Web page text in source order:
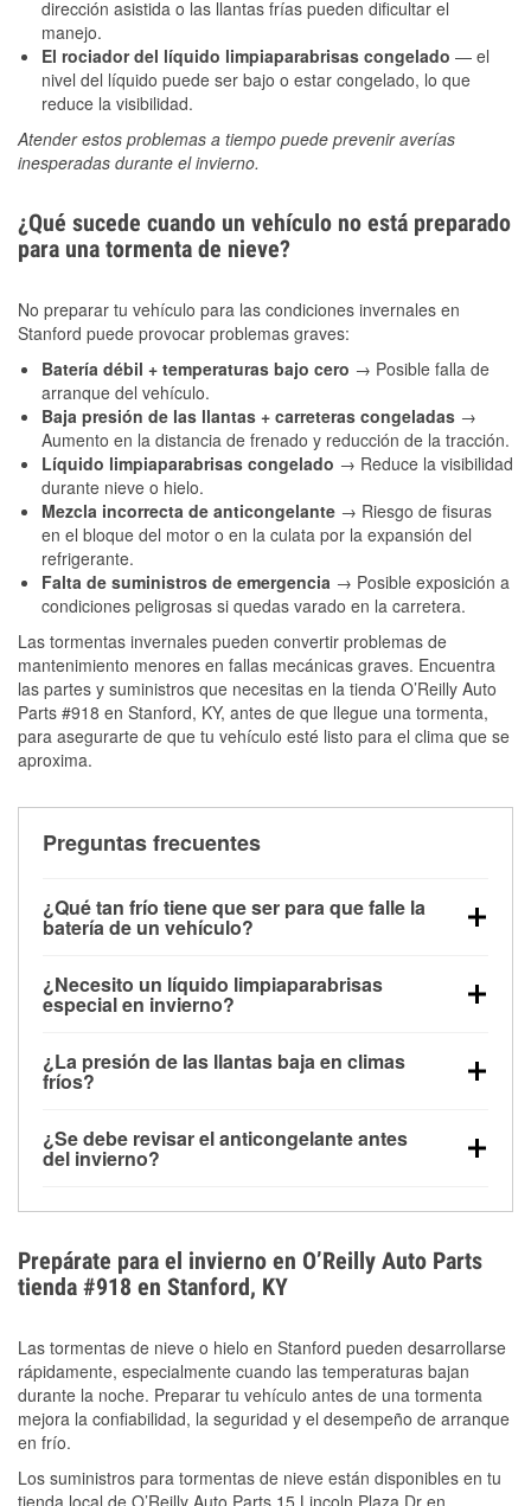
dirección asistida o las llantas frías pueden dificultar el
manejo.
El rociador del líquido limpiaparabrisas congelado — el
nivel del líquido puede ser bajo o estar congelado, lo que
reduce la visibilidad.
Atender estos problemas a tiempo puede prevenir averías
inesperadas durante el invierno.
¿Qué sucede cuando un vehículo no está preparado
para una tormenta de nieve?
No preparar tu vehículo para las condiciones invernales en
Stanford puede provocar problemas graves:
Batería débil + temperaturas bajo cero → Posible falla de
arranque del vehículo.
Baja presión de las llantas + carreteras congeladas →
Aumento en la distancia de frenado y reducción de la tracción.
Líquido limpiaparabrisas congelado → Reduce la visibilidad
durante nieve o hielo.
Mezcla incorrecta de anticongelante → Riesgo de fisuras
en el bloque del motor o en la culata por la expansión del
refrigerante.
Falta de suministros de emergencia → Posible exposición a
condiciones peligrosas si quedas varado en la carretera.
Las tormentas invernales pueden convertir problemas de
mantenimiento menores en fallas mecánicas graves. Encuentra
las partes y suministros que necesitas en la tienda O’Reilly Auto
Parts #918 en Stanford, KY, antes de que llegue una tormenta,
para asegurarte de que tu vehículo esté listo para el clima que se
aproxima.
Preguntas frecuentes
¿Qué tan frío tiene que ser para que falle la
batería de un vehículo?
debajo de los 32 °F y puede perder hasta la mitad de
su potencia de arranque cerca de los 0 °F, lo que
arranque.
¿Necesito un líquido limpiaparabrisas
especial en invierno?
la congelación y ayuda a disolver la sal y la nieve
derretida en la carretera para mejorar la visibilidad.
¿La presión de las llantas baja en climas
fríos?
alrededor de 1 PSI por cada 10 °F que baja la
temperatura. Puedes obtener más información sobre
¿Se debe revisar el anticongelante antes
del invierno?
el sobrecalentamiento en condiciones de frío
extremo. Aprende cómo comprobar la protección
anticongelante en nuestra sección How-To.
Prepárate para el invierno en O’Reilly Auto Parts
tienda #918 en Stanford, KY
Las tormentas de nieve o hielo en Stanford pueden desarrollarse
rápidamente, especialmente cuando las temperaturas bajan
durante la noche. Preparar tu vehículo antes de una tormenta
mejora la confiabilidad, la seguridad y el desempeño de arranque
en frío.
Los suministros para tormentas de nieve están disponibles en tu